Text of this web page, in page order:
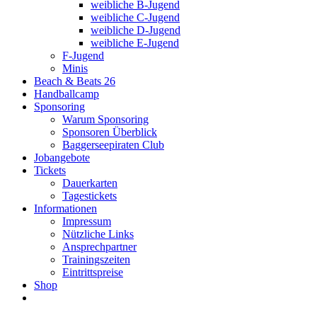
weibliche B-Jugend
weibliche C-Jugend
weibliche D-Jugend
weibliche E-Jugend
F-Jugend
Minis
Beach & Beats 26
Handballcamp
Sponsoring
Warum Sponsoring
Sponsoren Überblick
Baggerseepiraten Club
Jobangebote
Tickets
Dauerkarten
Tagestickets
Informationen
Impressum
Nützliche Links
Ansprechpartner
Trainingszeiten
Eintrittspreise
Shop